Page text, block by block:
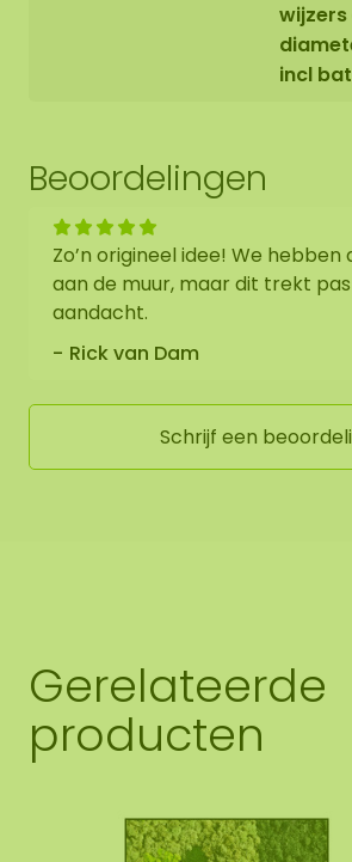
wijzers
incl
Beoordelingen
Zo’n origineel idee! We hebben
aan de muur, maar dit trekt
aandacht.
Rick van Dam
Schrijf een
Gerelateerde
producten